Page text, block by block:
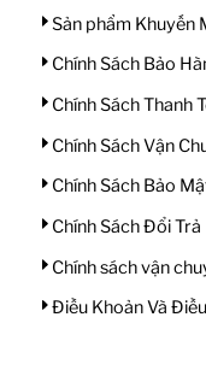
Sản phẩm Khuyến
Chính Sách Bảo
Chính Sách Thanh
Chính Sách Vận
Chính Sách Bảo
Chính Sách Đổi Trả
Chính sách vận
Điều Khoản Và